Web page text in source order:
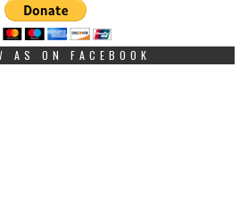
AS ON FACEBOOK